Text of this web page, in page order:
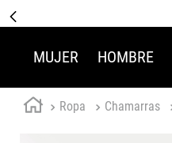
MUJER HOMBRE
Ropa Chamarras